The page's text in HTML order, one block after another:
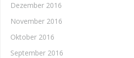
Dezember 2016
November 2016
Oktober 2016
September 2016